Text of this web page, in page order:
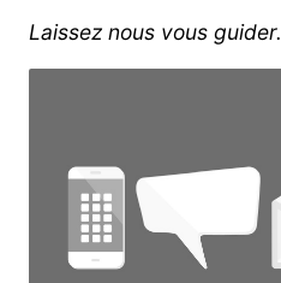
Laissez nous vous guider.